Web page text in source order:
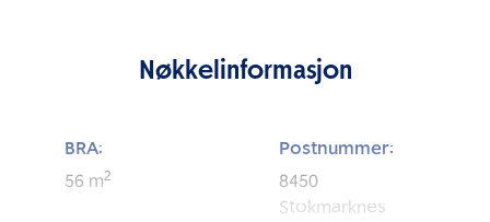
Nøkkelinformasjon
BRA:
56 m2
Postnummer:
8450
Stokmarknes